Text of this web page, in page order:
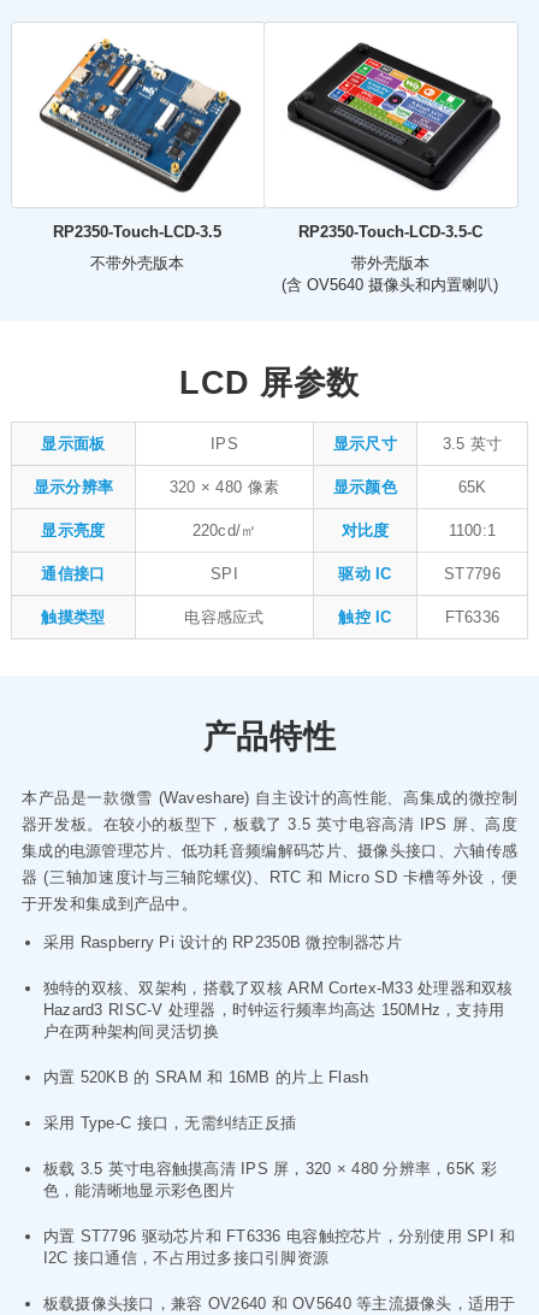
RP2350-Touch-LCD-3.5
不带外壳版本
RP2350-Touch-LCD-3.5-C
带外壳版本
(含 OV5640 摄像头和内置喇叭)
LCD 屏参数
显示面板 IPS 显示尺寸 3.5 英寸
显示分辨率 320 × 480 像素 显示颜色 65K
显示亮度 220cd/㎡ 对比度 1100:1
通信接口 SPI 驱动 IC ST7796
触摸类型 电容感应式 触控 IC FT6336
产品特性
本产品是一款微雪 (Waveshare) 自主设计的高性能、高集成的微控制
器开发板。在较小的板型下，板载了 3.5 英寸电容高清 IPS 屏、高度
集成的电源管理芯片、低功耗音频编解码芯片、摄像头接口、六轴传感
器 (三轴加速度计与三轴陀螺仪)、RTC 和 Micro SD 卡槽等外设，便
于开发和集成到产品中。
采用 Raspberry Pi 设计的 RP2350B 微控制器芯片
独特的双核、双架构，搭载了双核 ARM Cortex-M33 处理器和双核
Hazard3 RISC-V 处理器，时钟运行频率均高达 150MHz，支持用
户在两种架构间灵活切换
内置 520KB 的 SRAM 和 16MB 的片上 Flash
采用 Type-C 接口，无需纠结正反插
板载 3.5 英寸电容触摸高清 IPS 屏，320 × 480 分辨率，65K 彩
色，能清晰地显示彩色图片
内置 ST7796 驱动芯片和 FT6336 电容触控芯片，分别使用 SPI 和
I2C 接口通信，不占用过多接口引脚资源
板载摄像头接口，兼容 OV2640 和 OV5640 等主流摄像头，适用于